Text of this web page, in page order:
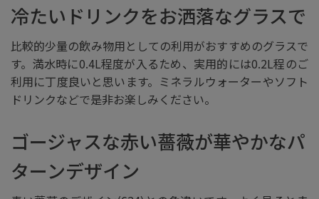
冷たいドリンクをお洒落なグラスで
比較的少量の飲み物用としての利用がおすすめのグラスで
す。満水時に0.4L程度が入るため、実用的には0.2L程のご
利用に丁度良いと思います。ミネラルウォーターやソフト
ドリンクなどで是非お楽しみください。
ゴージャスな赤い薔薇が華やかなパ
ターンデザイン